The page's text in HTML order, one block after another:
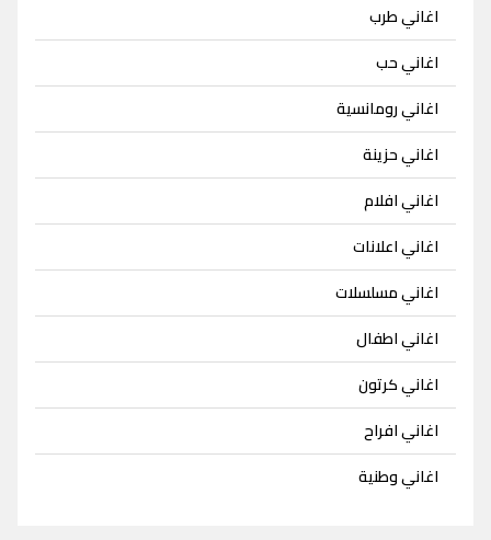
اغاني طرب
اغاني حب
اغاني رومانسية
اغاني حزينة
اغاني افلام
اغاني اعلانات
اغاني مسلسلات
اغاني اطفال
اغاني كرتون
اغاني افراح
اغاني وطنية